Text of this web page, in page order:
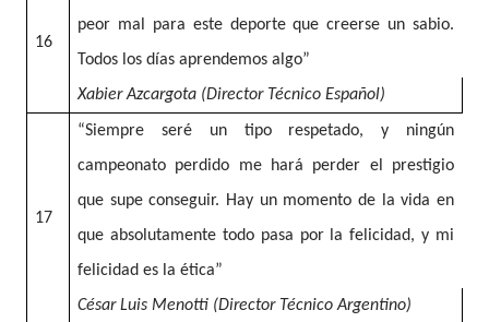
16
peor mal para este deporte que creerse un sabio.
Todos los días aprendemos algo”
Xabier Azcargota (Director Técnico Español)
17
“Siempre seré un tipo respetado, y ningún
campeonato perdido me hará perder el prestigio
que supe conseguir. Hay un momento de la vida en
que absolutamente todo pasa por la felicidad, y mi
felicidad es la ética”
César Luis Menotti (Director Técnico Argentino)